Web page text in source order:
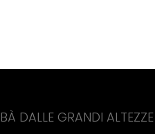
ALTEZZE AGLI